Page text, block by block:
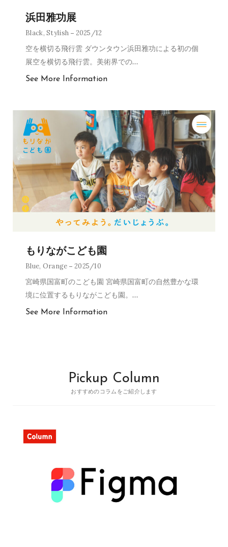
浜田雅功展
Black,Stylish 2025/12
空を横切る飛行雲 ダウンタウン浜田雅功による初の個
展空を横切る飛行雲。美術界での…
See More Information
もりながこども園
Blue, Orange 2025/10
宮崎県国富町のこども園 宮崎県国富町の自然豊かな環
境に位置するもりながこども園。 …
See More Information
Pickup Column
おすすめのコラムをご紹介します